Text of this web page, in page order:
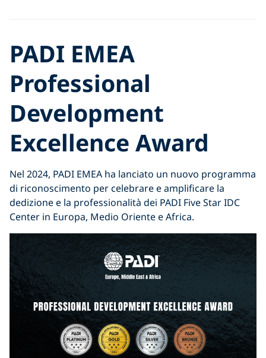
PADI EMEA
Professional
Development
Excellence Award
Nel 2024, PADI EMEA ha lanciato un nuovo programma
di riconoscimento per celebrare e amplificare la
dedizione e la professionalità dei PADI Five Star IDC
Center in Europa, Medio Oriente e Africa.